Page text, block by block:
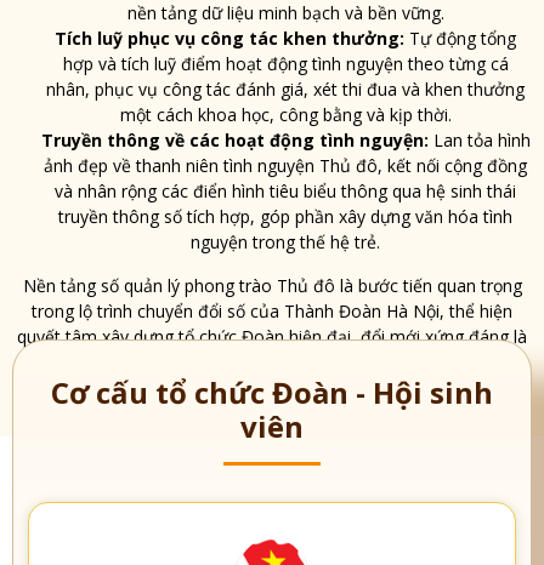
nền tảng dữ liệu minh bạch và bền vững.
Tích luỹ phục vụ công tác khen thưởng: Tự động tổng
hợp và tích luỹ điểm hoạt động tình nguyện theo từng cá
nhân, phục vụ công tác đánh giá, xét thi đua và khen thưởng
một cách khoa học, công bằng và kịp thời.
Truyền thông về các hoạt động tình nguyện: Lan tỏa hình
ảnh đẹp về thanh niên tình nguyện Thủ đô, kết nối cộng đồng
và nhân rộng các điển hình tiêu biểu thông qua hệ sinh thái
truyền thông số tích hợp, góp phần xây dựng văn hóa tình
nguyện trong thế hệ trẻ.
Nền tảng số quản lý phong trào Thủ đô là bước tiến quan trọng
trong lộ trình chuyển đổi số của Thành Đoàn Hà Nội, thể hiện
quyết tâm xây dựng tổ chức Đoàn hiện đại, đổi mới xứng đáng là
tạo và giàu nhiệt huyết cống hiến.
Cơ cấu tổ chức Đoàn - Hội sinh
viên